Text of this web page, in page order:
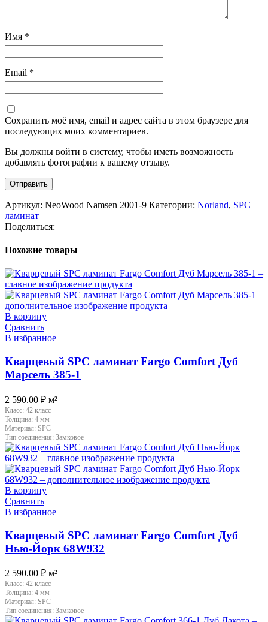
Имя *
Email *
Сохранить моё имя, email и адрес сайта в этом браузере для
последующих моих комментариев.
Вы должны войти в систему, чтобы иметь возможность
добавлять фотографии к вашему отзыву.
Артикул: NeoWood Namsen 2001-9 Категории: Norland, SPC
ламинат
Поделиться:
Похожие товары
В корзину
Сравнить
В избранное
Кварцевый SPC ламинат Fargo Comfort Дуб
Марсель 385-1
2 590.00 ₽ м²
Класс: 42 класс
Толщина: 4 мм
Материал: SPC
Тип соединения: Замковое
В корзину
Сравнить
В избранное
Кварцевый SPC ламинат Fargo Comfort Дуб
Нью-Йорк 68W932
2 590.00 ₽ м²
Класс: 42 класс
Толщина: 4 мм
Материал: SPC
Тип соединения: Замковое